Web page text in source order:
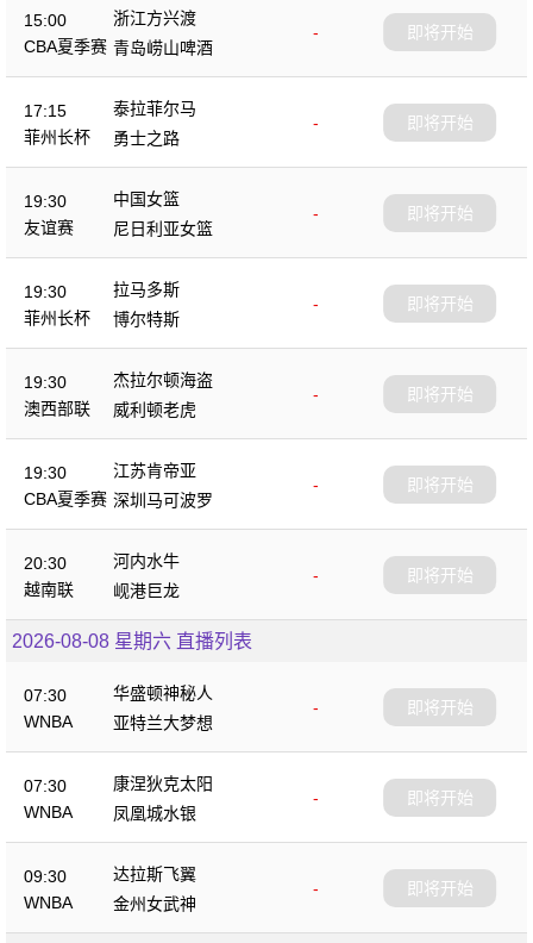
15:00
CBA夏季赛
浙江方兴渡
-
青岛崂山啤酒
即将开始
17:15
菲州长杯
泰拉菲尔马
-
勇士之路
即将开始
19:30
友谊赛
中国女篮
-
尼日利亚女篮
即将开始
19:30
菲州长杯
拉马多斯
-
博尔特斯
即将开始
19:30
澳西部联
杰拉尔顿海盗
-
威利顿老虎
即将开始
19:30
CBA夏季赛
江苏肯帝亚
-
深圳马可波罗
即将开始
20:30
越南联
河内水牛
-
岘港巨龙
即将开始
2026-08-08 星期六 直播列表
07:30
WNBA
华盛顿神秘人
-
亚特兰大梦想
即将开始
07:30
WNBA
康涅狄克太阳
-
凤凰城水银
即将开始
09:30
WNBA
达拉斯飞翼
-
金州女武神
即将开始